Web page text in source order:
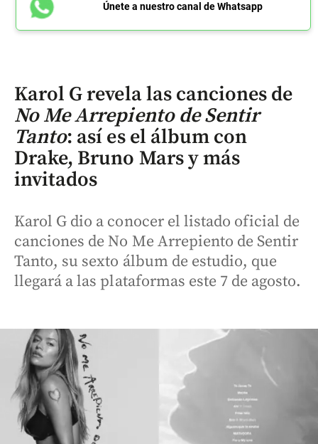
Únete a nuestro canal de Whatsapp
Karol G revela las canciones de
No Me Arrepiento de Sentir
Tanto: así es el álbum con
Drake, Bruno Mars y más
invitados
Karol G dio a conocer el listado oficial de
canciones de No Me Arrepiento de Sentir
Tanto, su sexto álbum de estudio, que
llegará a las plataformas este 7 de agosto.